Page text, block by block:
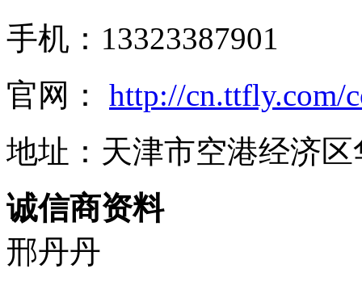
手机：13323387901
官网： http://cn.ttfly.com/
地址：天津市空港经济区
诚信商资料
邢丹丹